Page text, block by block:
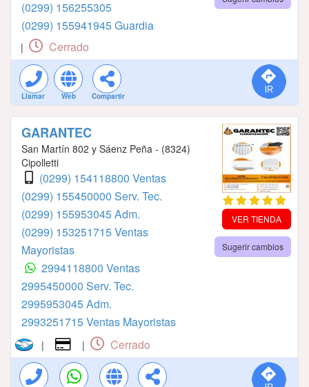
(0299) 156255305
(0299) 155941945 Guardia
| Cerrado
Llamar Web Compartir
GARANTEC
San Martín 802 y Sáenz Peña - (8324)
Cipolletti
(0299) 154118800 Ventas
(0299) 155450000 Serv. Tec.
(0299) 155953045 Adm.
(0299) 153251715 Ventas
Mayoristas
2994118800 Ventas
2995450000 Serv. Tec.
2995953045 Adm.
2993251715 Ventas Mayoristas
VER TIENDA
Sugerir cambios
| | Cerrado